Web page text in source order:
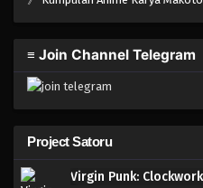
≡ Join Channel Telegram
Project Satoru
Virgin Punk: